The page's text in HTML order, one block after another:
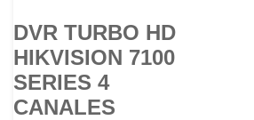
DVR TURBO HD
HIKVISION 7100
SERIES 4
CANALES